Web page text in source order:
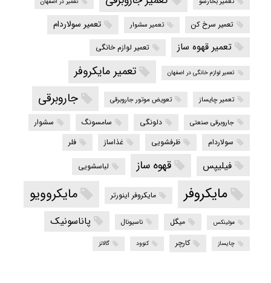
تعمیر سرخ کن تعمیر سشوار تعمیر سولاردام
تعمیر قهوه ساز تعمیر لوازم خانگی
تعمیر لوازم خانگی در اصفهان تعمیر مایکروفر
تعمیر چایساز تعویض موتور جاروبرقی جاروبرقی
جاروبرقی صنعتی دلونگی سامسونگ
سشوار
سولاردام
ظرفشویی غذاساز فلر
فیلیپس قهوه ساز لباسشویی
مایکروفر مایکروفر اینورتر مایکروویو
مولینکس میگل ناسیونال پاناسونیک
چایساز کارچر کنوود گالانز